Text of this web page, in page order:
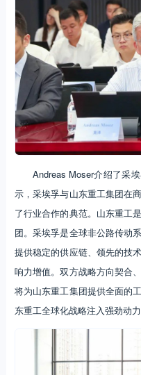
Andreas Moser介绍了采
示，采埃孚与山东重工集团在
了行业合作的典范。山东重工
团。采埃孚是全球非公路传动
提供稳定的供应链、领先的技
响力增值。双方战略方向契合
将为山东重工集团提供全面的
东重工全球化战略注入强劲动力